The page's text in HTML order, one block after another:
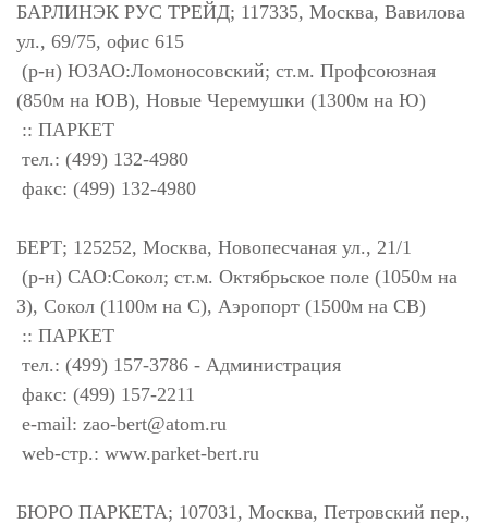
БАРЛИНЭК РУС ТРЕЙД; 117335, Москва, Вавилова
ул., 69/75, офис 615
(р-н) ЮЗАО:Ломоносовский; ст.м. Профсоюзная
(850м на ЮВ), Новые Черемушки (1300м на Ю)
:: ПАРКЕТ
тел.: (499) 132-4980
факс: (499) 132-4980
БЕРТ; 125252, Москва, Новопесчаная ул., 21/1
(р-н) САО:Сокол; ст.м. Октябрьское поле (1050м на
З), Сокол (1100м на С), Аэропорт (1500м на СВ)
:: ПАРКЕТ
тел.: (499) 157-3786 - Администрация
факс: (499) 157-2211
e-mail: zao-bert@atom.ru
web-стр.: www.parket-bert.ru
БЮРО ПАРКЕТА; 107031, Москва, Петровский пер.,